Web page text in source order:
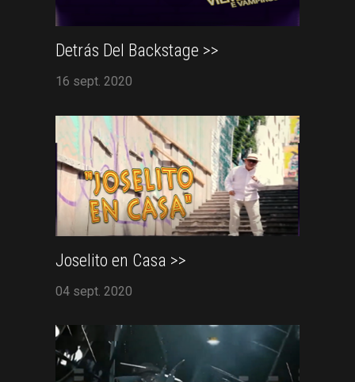
Detrás Del Backstage >>
16 sept. 2020
Joselito en Casa >>
04 sept. 2020